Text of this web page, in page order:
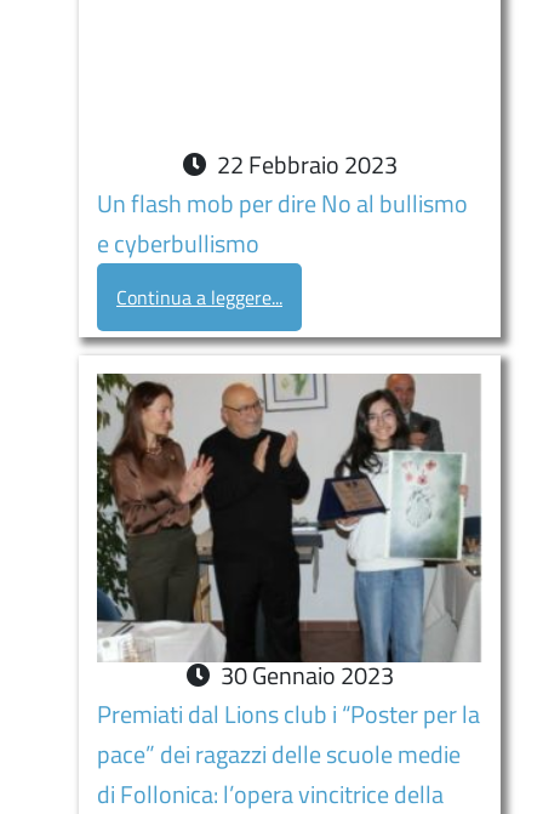
22 Febbraio 2023
Un flash mob per dire No al bullismo
e cyberbullismo
Continua a leggere...
30Gennaio 2023
Premiati dal Lions club i “Poster per la
pace” dei ragazzi delle scuole medie
di Follonica: l’opera vincitrice della